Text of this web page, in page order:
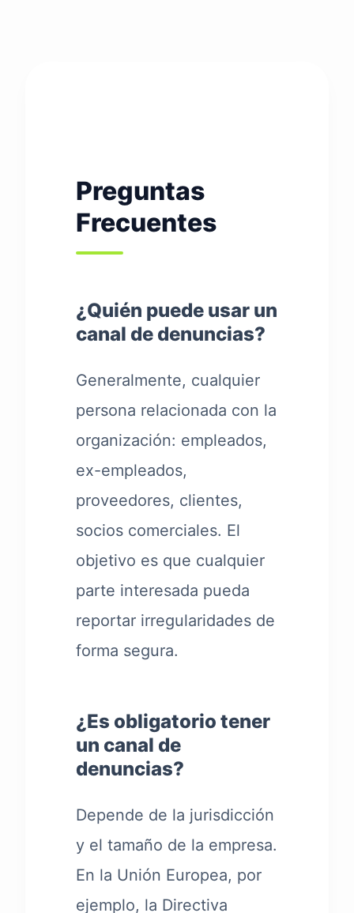
Preguntas
Frecuentes
¿Quién puede usar un
canal de denuncias?
Generalmente, cualquier
persona relacionada con la
organización: empleados,
ex-empleados,
proveedores, clientes,
socios comerciales. El
objetivo es que cualquier
parte interesada pueda
reportar irregularidades de
forma segura.
¿Es obligatorio tener
un canal de
denuncias?
Depende de la jurisdicción
y el tamaño de la empresa.
En la Unión Europea, por
ejemplo, la Directiva